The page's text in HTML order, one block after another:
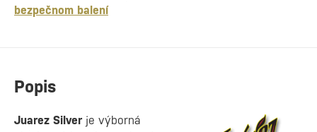
Popis
Juarez Silver je výborná
bezpečnom balení